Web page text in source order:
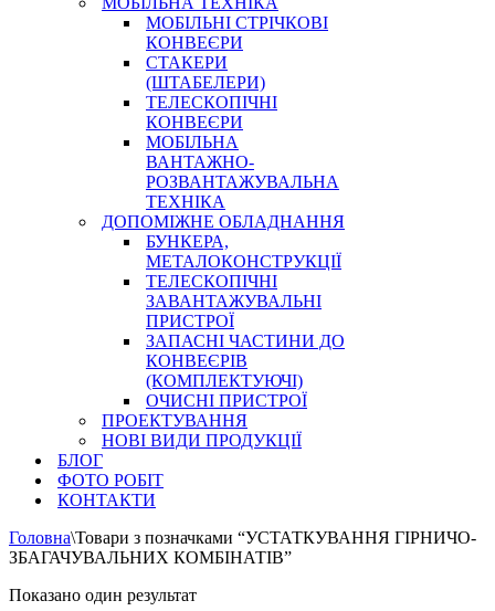
МОБІЛЬНІ СТРІЧКОВІ
КОНВЕЄРИ
СТАКЕРИ
(ШТАБЕЛЕРИ)
ТЕЛЕСКОПІЧНІ
КОНВЕЄРИ
МОБІЛЬНА
ВАНТАЖНО-
РОЗВАНТАЖУВАЛЬНА
ТЕХНІКА
ДОПОМІЖНЕ ОБЛАДНАННЯ
БУНКЕРА,
МЕТАЛОКОНСТРУКЦІЇ
ТЕЛЕСКОПІЧНІ
ЗАВАНТАЖУВАЛЬНІ
ПРИСТРОЇ
ЗАПАСНІ ЧАСТИНИ ДО
КОНВЕЄРІВ
(КОМПЛЕКТУЮЧІ)
ОЧИСНІ ПРИСТРОЇ
ПРОЕКТУВАННЯ
НОВІ ВИДИ ПРОДУКЦІЇ
БЛОГ
ФОТО РОБІТ
КОНТАКТИ
Головна\Товари з позначками “УСТАТКУВАННЯ ГІРНИЧО-
ЗБАГАЧУВАЛЬНИХ КОМБІНАТІВ”
Показано один результат